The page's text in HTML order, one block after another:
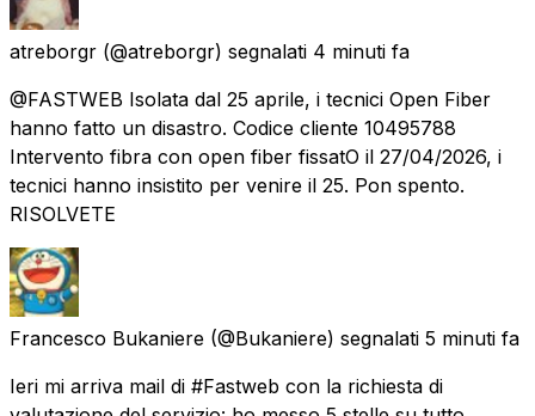
atreborgr (@atreborgr) segnalati 4 minuti fa
@FASTWEB Isolata dal 25 aprile, i tecnici Open Fiber
hanno fatto un disastro. Codice cliente 10495788
Intervento fibra con open fiber fissatO il 27/04/2026, i
tecnici hanno insistito per venire il 25. Pon spento.
RISOLVETE
Francesco Bukaniere (@Bukaniere) segnalati 5 minuti fa
Ieri mi arriva mail di #Fastweb con la richiesta di